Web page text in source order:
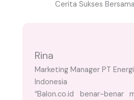
Cerita Sukses
Rina
Marketing Manager PT
Indonesia
“Balon.co.id benar-benar